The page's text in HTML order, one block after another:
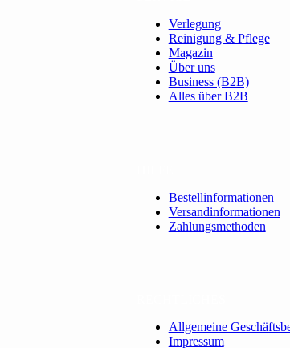
Verlegung
Reinigung & Pflege
Magazin
Über uns
Business (B2B)
Alles über B2B
Bestellinformationen
Versandinformationen
Zahlungsmethoden
Allgemeine
Impressum